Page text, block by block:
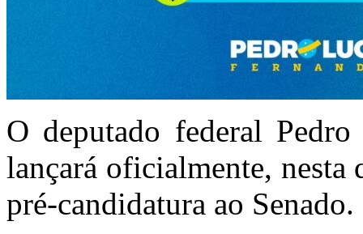
O deputado federal
lançará oficialmente,
pré-candidatura ao Senado.